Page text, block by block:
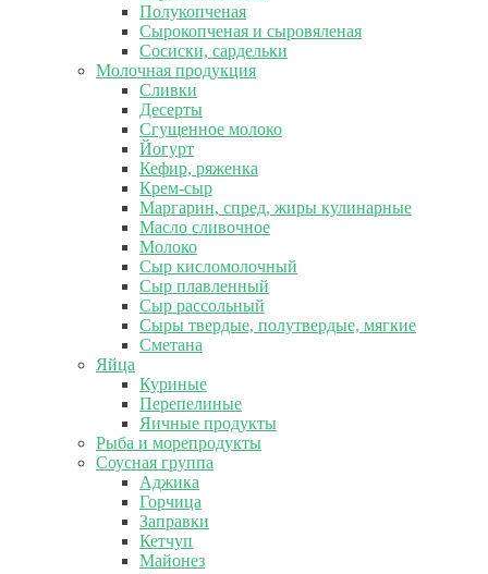
Полукопченая
Сырокопченая и сыровяленая
Сосиски, сардельки
Молочная продукция
Сливки
Десерты
Сгущенное молоко
Йогурт
Кефир, ряженка
Крем-сыр
Маргарин, спред, жиры кулинарные
Масло сливочное
Молоко
Сыр кисломолочный
Сыр плавленный
Сыр рассольный
Сыры твердые, полутвердые, мягкие
Сметана
Яйца
Куриные
Перепелиные
Яичные продукты
Рыба и морепродукты
Соусная группа
Аджика
Горчица
Заправки
Кетчуп
Майонез